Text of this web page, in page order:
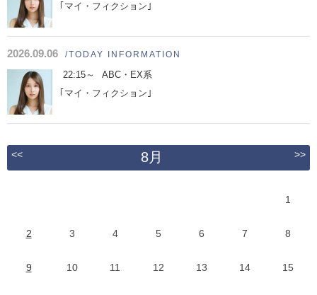
｢マイ・フィクション｣
2026.09.06 /TODAY INFORMATION
22:15～
ABC・EX系
｢マイ・フィクション｣
<< 8月 >>
1
2 3 4 5 6 7 8
9 10 11 12 13 14 15